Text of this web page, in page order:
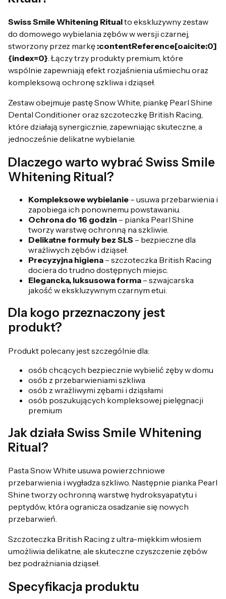
Swiss Smile Whitening Ritualto ekskluzywny zestaw
do domowego wybielania zębów w wersji czarnej,
stworzony przez markę :contentReference[oaicite:0]
{index=0}. Łączy trzy produkty premium, które
wspólnie zapewniają efekt rozjaśnienia uśmiechu oraz
kompleksową ochronę szkliwa i dziąseł.
Zestaw obejmuje pastę Snow White, piankę Pearl Shine
Dental Conditioner oraz szczoteczkę British Racing,
które działają synergicznie, zapewniając skuteczne, a
jednocześnie delikatne wybielanie.
Dlaczego warto wybrać Swiss Smile
Whitening Ritual?
Kompleksowe wybielanie – usuwa przebarwienia i
zapobiega ich ponownemu powstawaniu.
Ochrona do 16 godzin – pianka Pearl Shine
tworzy warstwę ochronną na szkliwie.
Delikatne formuły bez SLS – bezpieczne dla
wrażliwych zębów i dziąseł.
Precyzyjna higiena – szczoteczka British Racing
dociera do trudno dostępnych miejsc.
Elegancka, luksusowa forma – szwajcarska
jakość w ekskluzywnym czarnym etui.
Dla kogo przeznaczony jest
produkt?
Produkt polecany jest szczególnie dla:
osób chcących bezpiecznie wybielić zęby w domu
osób z przebarwieniami szkliwa
osób z wrażliwymi zębami i dziąsłami
osób poszukujących kompleksowej pielęgnacji
premium
Jak działa Swiss Smile Whitening
Ritual?
Pasta Snow White usuwa powierzchniowe
przebarwienia i wygładza szkliwo. Następnie pianka Pearl
Shine tworzy ochronną warstwę hydroksyapatytu i
peptydów, która ogranicza osadzanie się nowych
przebarwień.
Szczoteczka British Racing z ultra-miękkim włosiem
umożliwia delikatne, ale skuteczne czyszczenie zębów
bez podrażniania dziąseł.
Specyfikacja produktu